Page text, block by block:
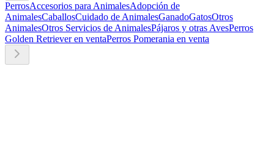
PerrosAccesorios para AnimalesAdopción de
AnimalesCaballosCuidado de AnimalesGanadoGatosOtros
AnimalesOtros Servicios de AnimalesPájaros y otras AvesPerros
Golden Retriever en ventaPerros Pomerania en venta